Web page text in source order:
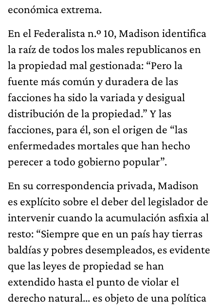
económica extrema.
​En el Federalista n.º 10, Madison identifica
la raíz de todos los males republicanos en
la propiedad mal gestionada: “Pero la
fuente más común y duradera de las
facciones ha sido la variada y desigual
distribución de la propiedad.” Y las
facciones, para él, son el origen de “las
enfermedades mortales que han hecho
perecer a todo gobierno popular”.
​En su correspondencia privada, Madison
es explícito sobre el deber del legislador de
intervenir cuando la acumulación asfixia al
resto: “Siempre que en un país hay tierras
baldías y pobres desempleados, es evidente
que las leyes de propiedad se han
extendido hasta el punto de violar el
derecho natural... es objeto de una política